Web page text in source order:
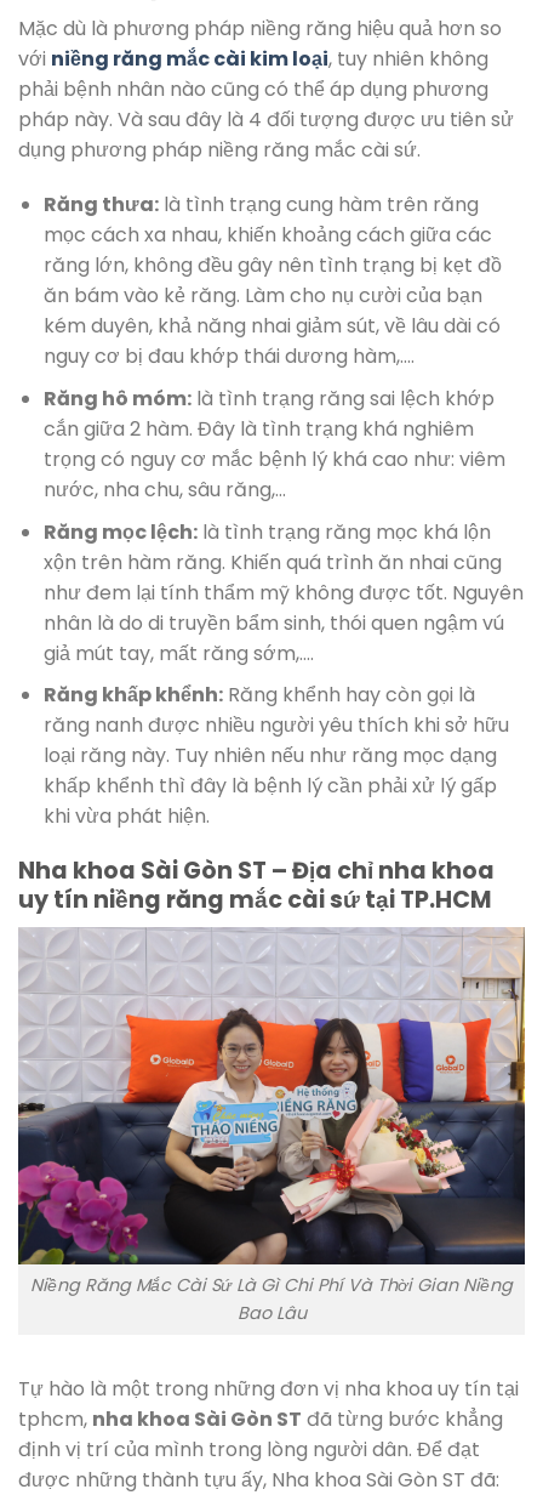
Mặc dù là phương pháp niềng răng hiệu quả hơn so
với niềng răng mắc cài kim loại, tuy nhiên không
phải bệnh nhân nào cũng có thể áp dụng phương
pháp này. Và sau đây là 4 đối tượng được ưu tiên sử
dụng phương pháp niềng răng mắc cài sứ.
Răng thưa:là tình trạng cung hàm trên răng
mọc cách xa nhau, khiến khoảng cách giữa các
răng lớn, không đều gây nên tình trạng bị kẹt đồ
ăn bám vào kẻ răng. Làm cho nụ cười của bạn
kém duyên, khả năng nhai giảm sút, về lâu dài có
nguy cơ bị đau khớp thái dương hàm,….
Răng hô móm:là tình trạng răng sai lệch khớp
cắn giữa 2 hàm. Đây là tình trạng khá nghiêm
trọng có nguy cơ mắc bệnh lý khá cao như: viêm
nước, nha chu, sâu răng,…
Răng mọc lệch:là tình trạng răng mọc khá lộn
xộn trên hàm răng. Khiến quá trình ăn nhai cũng
như đem lại tính thẩm mỹ không được tốt. Nguyên
nhân là do di truyền bẩm sinh, thói quen ngậm vú
giả mút tay, mất răng sớm,….
Răng khấp khểnh:Răng khểnh hay còn gọi là
răng nanh được nhiều người yêu thích khi sở hữu
loại răng này. Tuy nhiên nếu như răng mọc dạng
khấp khểnh thì đây là bệnh lý cần phải xử lý gấp
khi vừa phát hiện.
Nha khoa Sài Gòn ST – Địa chỉ nha khoa
uy tín niềng răng mắc cài sứ tại TP.HCM
Niềng Răng Mắc Cài Sứ Là Gì Chi Phí Và Thời Gian Niềng
Bao Lâu
Tự hào là một trong những đơn vị nha khoa uy tín tại
tphcm, nha khoa Sài Gòn ST đã từng bước khẳng
định vị trí của mình trong lòng người dân. Để đạt
được những thành tựu ấy, Nha khoa Sài Gòn ST đã: